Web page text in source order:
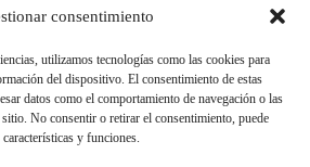
consentimiento
utilizamos tecnologías como las cookies para
del dispositivo. El consentimiento de estas
datos como el comportamiento de navegación o las
No consentir o retirar el consentimiento, puede
y funciones.